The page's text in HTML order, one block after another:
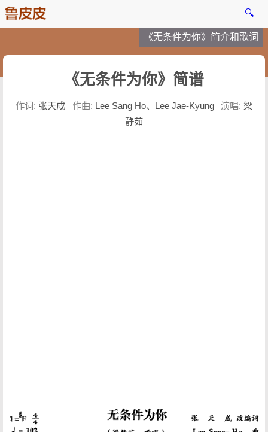
🔍
《无条件为你》简介和歌词
《无条件为你》简谱
作词: 张天成 作曲: Lee Sang Ho、Lee Jae-Kyung 演唱: 梁
静茹